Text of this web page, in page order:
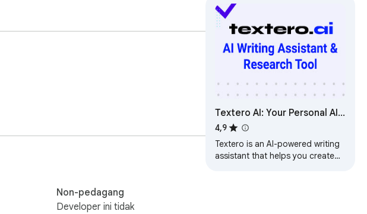
Non-pedagang
Developer ini tidak
Textero AI: Your Personal AI-
Powered Writing & Research
Assistant
4,9
Textero is an AI-powered writing
assistant that helps you create